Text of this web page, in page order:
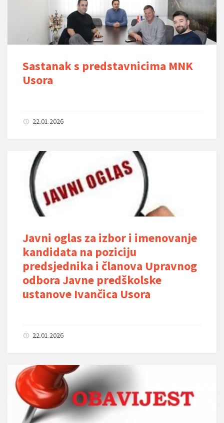
Sastanak s predstavnicima MNK
Usora
22.01.2026
Javni oglas za izbor i imenovanje
kandidata na poziciju
predsjednika i članova Upravnog
odbora Javne predškolske
ustanove Ivančica Usora
22.01.2026